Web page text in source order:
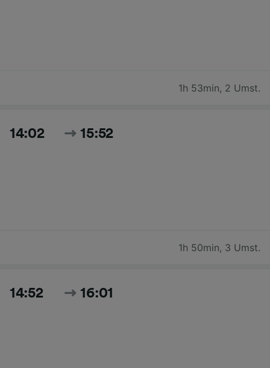
1h 53min, 2 Umst.
14:02 15:52
1h 50min, 3 Umst.
14:52 16:01